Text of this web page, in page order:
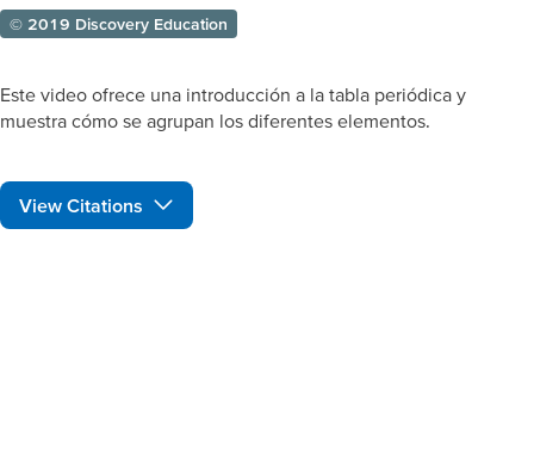
© 2019 Discovery Education
Este video ofrece una introducción a la tabla periódica y
muestra cómo se agrupan los diferentes elementos.
View Citations